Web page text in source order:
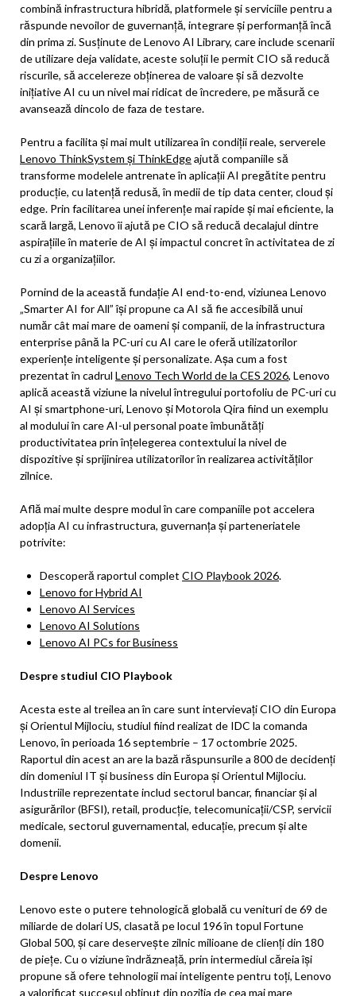
combină infrastructura hibridă, platformele și serviciile pentru a
răspunde nevoilor de guvernanță, integrare și performanță încă
din prima zi. Susținute de Lenovo AI Library, care include scenarii
de utilizare deja validate, aceste soluții le permit CIO să reducă
riscurile, să accelereze obținerea de valoare și să dezvolte
inițiative AI cu un nivel mai ridicat de încredere, pe măsură ce
avansează dincolo de faza de testare.
Pentru a facilita și mai mult utilizarea în condiții reale, serverele
Lenovo ThinkSystem și ThinkEdgeajută companiile să
transforme modelele antrenate în aplicații AI pregătite pentru
producție, cu latență redusă, în medii de tip data center, cloud și
edge. Prin facilitarea unei inferențe mai rapide și mai eficiente, la
scară largă, Lenovo îi ajută pe CIO să reducă decalajul dintre
aspirațiile în materie de AI și impactul concret în activitatea de zi
cu zi a organizațiilor.
Pornind de la această fundație AI end-to-end, viziunea Lenovo
„Smarter AI for All” își propune ca AI să fie accesibilă unui
număr cât mai mare de oameni și companii, de la infrastructura
enterprise până la PC-uri cu AI care le oferă utilizatorilor
experiențe inteligente și personalizate. Așa cum a fost
prezentat în cadrul Lenovo Tech World de la CES 2026, Lenovo
aplică această viziune la nivelul întregului portofoliu de PC-uri cu
AI și smartphone-uri, Lenovo și Motorola Qira fiind un exemplu
al modului în care AI-ul personal poate îmbunătăți
productivitatea prin înțelegerea contextului la nivel de
dispozitive și sprijinirea utilizatorilor în realizarea activităților
zilnice.
Află mai multe despre modul în care companiile pot accelera
adopția AI cu infrastructura, guvernanța și parteneriatele
potrivite:
Descoperă raportul complet CIO Playbook 2026.
Lenovo for Hybrid AI
Lenovo AI Services
Lenovo AI Solutions
Lenovo AI PCs for Business
Despre studiul CIO Playbook
Acesta este al treilea an în care sunt intervievați CIO din Europa
și Orientul Mijlociu, studiul fiind realizat de IDC la comanda
Lenovo, în perioada 16 septembrie – 17 octombrie 2025.
Raportul din acest an are la bază răspunsurile a 800 de decidenți
din domeniul IT și business din Europa și Orientul Mijlociu.
Industriile reprezentate includ sectorul bancar, financiar și al
asigurărilor (BFSI), retail, producție, telecomunicații/CSP, servicii
medicale, sectorul guvernamental, educație, precum și alte
domenii.
Despre Lenovo
Lenovo este o putere tehnologică globală cu venituri de 69 de
miliarde de dolari US, clasată pe locul 196 în topul Fortune
Global 500, și care deservește zilnic milioane de clienți din 180
de piețe. Cu o viziune îndrăzneață, prin intermediul căreia își
propune să ofere tehnologii mai inteligente pentru toți, Lenovo
a valorificat succesul obținut din poziția de cea mai mare